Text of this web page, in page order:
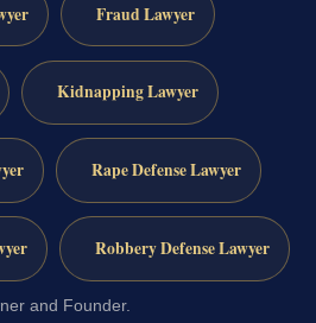
Fraud Lawyer
Kidnapping Lawyer
Rape Defense Lawyer
Robbery Defense Lawyer
and Founder.